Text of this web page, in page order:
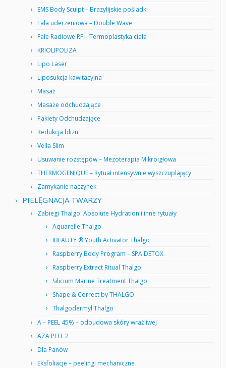
EMS Body Sculpt – Brazylijskie pośladki
Fala uderzeniowa – Double Wave
Fale Radiowe RF – Termoplastyka ciała
KRIOLIPOLIZA
Lipo Laser
Liposukcja kawitacyjna
Masaż
Masaże odchudzające
Pakiety Odchudzające
Redukcja blizn
Vella Slim
Usuwanie rozstępów – Mezoterapia Mikroigłowa
THERMOGENIQUE – Rytuał intensywnie wyszczuplający
Zamykanie naczynek
PIELĘGNACJA TWARZY
Zabiegi Thalgo: Absolute Hydration i inne rytuały
Aquarelle Thalgo
IBEAUTY ® Youth Activator Thalgo
Raspberry Body Program – SPA DETOX
Raspberry Extract Ritual Thalgo
Silicium Marine Treatment Thalgo
Shape & Correct by THALGO
Thalgodermyl Thalgo
A – PEEL 45% – odbudowa skóry wrażliwej
AZA PEEL 2
Dla Panów
Eksfoliacje – peelingi mechaniczne